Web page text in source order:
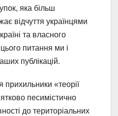
яка більш
відчуття українцями
та власного
питання ми і
публікацій.
«теорії
песимістично
до територіальних